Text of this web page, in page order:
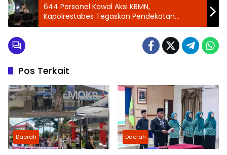
644 Personel Kawal Aksi KBMN,
Kapolrestabes Tegaskan Pendekatan
Humanis Cegah Bentrokan di DPRD Sumut
Pos Terkait
Daerah Daerah